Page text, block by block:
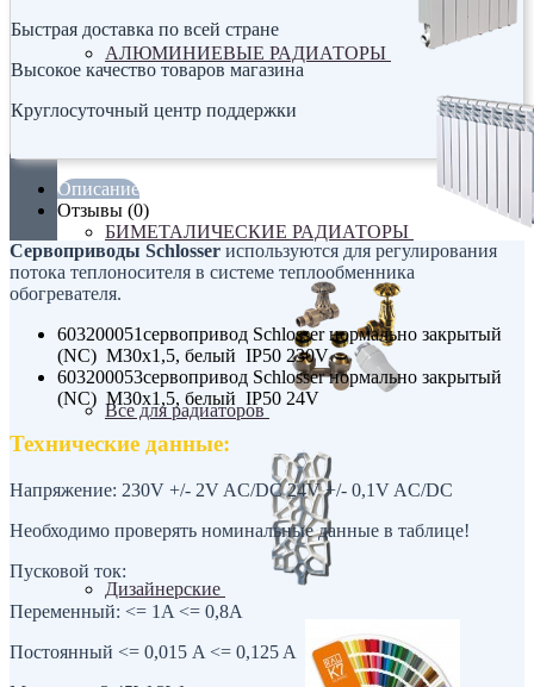
АЛЮМИНИЕВЫЕ РАДИАТОРЫ
БИМЕТАЛИЧЕСКИЕ РАДИАТОРЫ
Все для радиаторов
Дизайнерские
Быстрая доставка по всей стране
Высокое качество товаров магазина
Круглосуточный центр поддержки
Описание
Отзывы (0)
Сервоприводы Schlosser используются для регулирования
потока теплоносителя в системе теплообменника
обогревателя.
603200051сервопривод Schlosser нормально закрытый
(NC) М30х1,5, белый IP50 230V
603200053сервопривод Schlosser нормально закрытый
(NC) М30х1,5, белый IP50 24V
Технические данные:
Напряжение: 230V +/- 2V AC/DC 24V +/- 0,1V AC/DC
Необходимо проверять номинальные данные в таблице!
Пусковой ток:
Переменный: <= 1A <= 0,8A
Постоянный <= 0,015 A <= 0,125 A